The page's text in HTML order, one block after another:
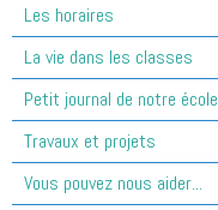
Les horaires
La vie dans les classes
Petit journal de notre école
Travaux et projets
Vous pouvez nous aider...